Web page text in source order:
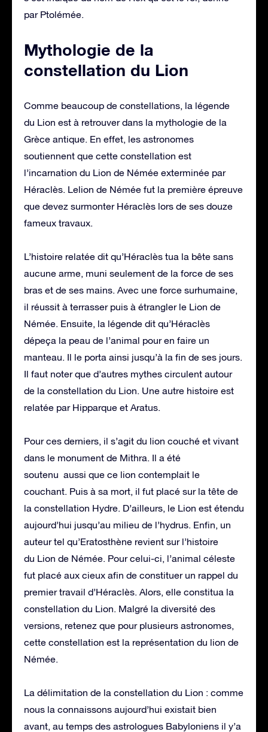
par Ptolémée.
Mythologie de la
constellation du Lion
Comme beaucoup de constellations, la légende
du Lion est à retrouver dans la mythologie de la
Grèce antique. En effet, les astronomes
soutiennent que cette constellation est
l’incarnation du Lion de Némée exterminée par
Héraclès. Lelion de Némée fut la première épreuve
que devez surmonter Héraclès lors de ses douze
fameux travaux.
L’histoire relatée dit qu’Héraclès tua la bête sans
aucune arme, muni seulement de la force de ses
bras et de ses mains. Avec une force surhumaine,
il réussit à terrasser puis à étrangler le Lion de
Némée. Ensuite, la légende dit qu’Héraclès
dépeça la peau de l’animal pour en faire un
manteau. Il le porta ainsi jusqu’à la fin de ses jours.
Il faut noter que d’autres mythes circulent autour
de la constellation du Lion. Une autre histoire est
relatée par Hipparque et Aratus.
Pour ces derniers, il s’agit du lion couché et vivant
dans le monument de Mithra. Il a été
soutenu aussi que ce lion contemplait le
couchant. Puis à sa mort, il fut placé sur la tête de
la constellation Hydre. D’ailleurs, le Lion est étendu
aujourd’hui jusqu’au milieu de l’hydrus. Enfin, un
auteur tel qu’Eratosthène revient sur l’histoire
du Lion de Némée. Pour celui-ci, l’animal céleste
fut placé aux cieux afin de constituer un rappel du
premier travail d’Héraclès. Alors, elle constitua la
constellation du Lion. Malgré la diversité des
versions, retenez que pour plusieurs astronomes,
cette constellation est la représentation du lion de
Némée.
La délimitation de la constellation du Lion : comme
nous la connaissons aujourd’hui existait bien
avant, au temps des astrologues Babyloniens il y’a